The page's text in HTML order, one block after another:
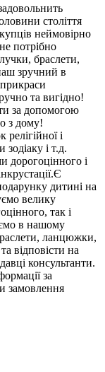
століття
неймовірно
потрібно
браслети,
зручний в
та вигідно!
за допомогою
з дому!
і
і т.д.
дорогоцінного і
дитині на
велику
так і
в нашому
ланцюжки,
відповісти на
консультанти.
за
замовлення